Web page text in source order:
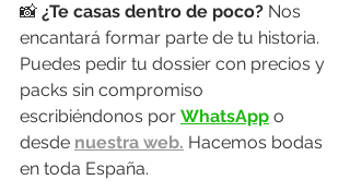
📸 ¿Te casas dentro de poco? Nos
encantará formar parte de tu historia.
Puedes pedir tu dossier con precios y
packs sin compromiso
escribiéndonos por WhatsApp o
desde nuestra web. Hacemos bodas
en toda España.